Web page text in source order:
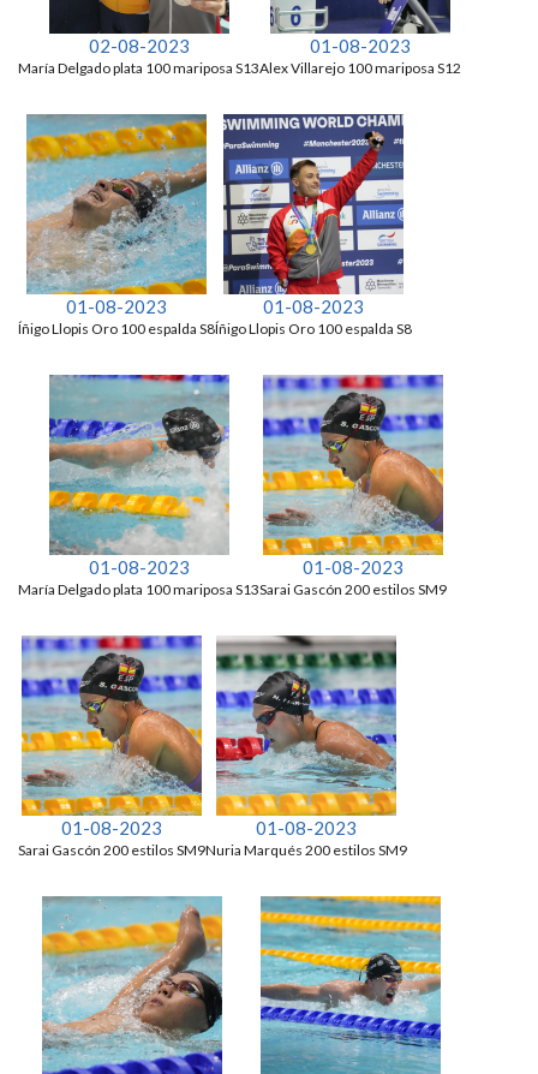
02-08-2023
María Delgado plata 100 mariposa S13
01-08-2023
Alex Villarejo 100 mariposa S12
01-08-2023
Íñigo Llopis Oro 100 espalda S8
01-08-2023
Íñigo Llopis Oro 100 espalda S8
01-08-2023
María Delgado plata 100 mariposa S13
01-08-2023
Sarai Gascón 200 estilos SM9
01-08-2023
Sarai Gascón 200 estilos SM9
01-08-2023
Nuria Marqués 200 estilos SM9